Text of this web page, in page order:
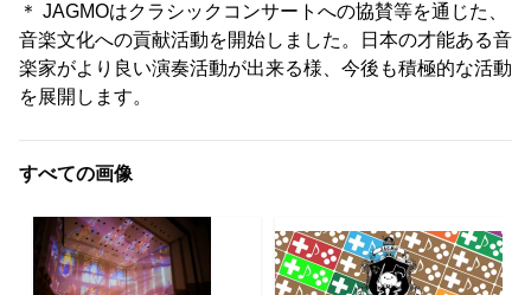
＊ JAGMOはクラシックコンサートへの協賛等を通じた、
音楽文化への貢献活動を開始しました。日本の才能ある音
楽家がより良い演奏活動が出来る様、今後も積極的な活動
を展開します。
すべての画像